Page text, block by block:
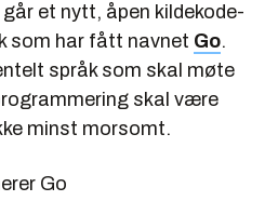
et nytt, åpen kildekode-
som har fått navnet Go.
språk som skal møte
skal være
minst morsomt.
Go